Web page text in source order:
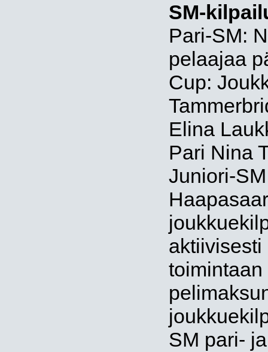
SM-
Pari-SM:
pelaajaa
Cup:
Elina
Pari Nina
Juniori-
SM pari-